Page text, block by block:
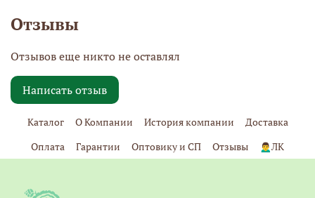
сосновой шишки создает уникальное танго вкуса,
долговременное наслаждение. Нет вредного
пальмового масла, красителей или ароматизаторов -
только полезные и натуральные ингредиенты,
которые порадуют даже самых искушенных ценителей
сладостей. Кедровая комета - это не просто конфета,
это настоящая победа наших мастеров-кондитеров,
призванная удовлетворить даже самый изощренный
Отзывы
Отзывов еще никто не оставлял
Написать отзыв
Каталог О Компании История компании
Доставка
Оплата
Гарантии Оптовику и СП Отзывы 🙍‍♂️ЛК